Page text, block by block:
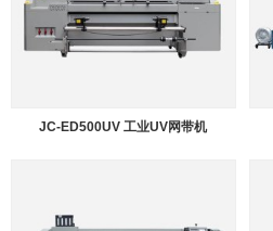
JC-ED500UV 工业UV网带机